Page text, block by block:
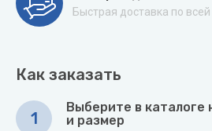
Быстрая доставка по
Как заказать
1
Выберите в каталоге
и размер